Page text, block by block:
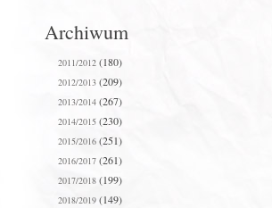
Archiwum
2011/2012(180)
2012/2013(209)
2013/2014(267)
2014/2015(230)
2015/2016(251)
2016/2017(261)
2017/2018(199)
2018/2019(149)